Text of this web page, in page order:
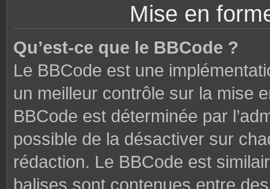
Mise en
Qu’est-ce que le BBCode ?
Le BBCode est une
un meilleur contrôle sur la mise
BBCode est déterminée par
possible de la désactiver sur
rédaction. Le BBCode est
balises sont contenues entre